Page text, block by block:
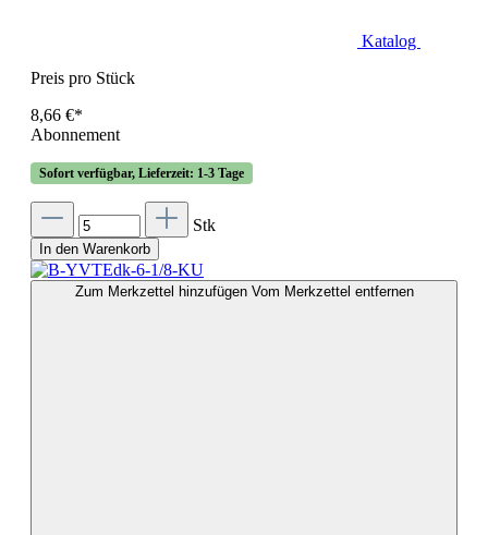
Katalog
Preis pro Stück
8,66 €*
Abonnement
Sofort verfügbar, Lieferzeit: 1-3 Tage
Stk
In den Warenkorb
Zum Merkzettel hinzufügen Vom Merkzettel entfernen